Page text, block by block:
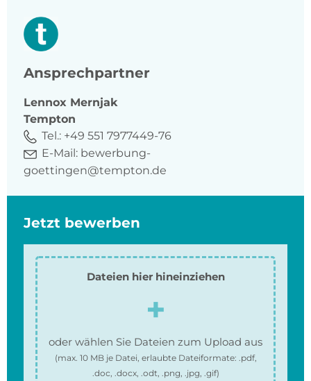
Ansprechpartner
Lennox Mernjak
Tempton
Tel.: +49 551 7977449-76
E-Mail: bewerbung-
goettingen@tempton.de
Jetzt bewerben
Dateien hier hineinziehen
oder wählen Sie Dateien zum Upload aus
(max. 10 MBje Datei, erlaubte Dateiformate: .pdf,
.doc, .docx, .odt, .png, .jpg, .gif)